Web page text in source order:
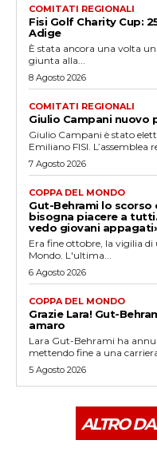
COMITATI REGIONALI
Fisi Golf Charity Cup:
Adige
È stata ancora una volta un
giunta alla...
8 Agosto 2026
COMITATI REGIONALI
Giulio Campani nuovo
Giulio Campani è stato
Emiliano FISI. L’assemblea
7 Agosto 2026
COPPA DEL MONDO
Gut-Behrami lo
bisogna piacere a
vedo giovani
Era fine ottobre, la vigilia
Mondo. L'ultima...
6 Agosto 2026
COPPA DEL MONDO
Grazie Lara! Gut-
amaro
Lara Gut-Behrami ha
mettendo fine a una
5 Agosto 2026
ALTRO